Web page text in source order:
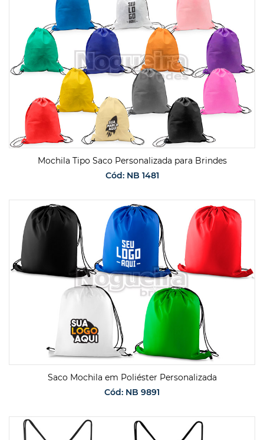
Mochila Tipo Saco Personalizada para Brindes
Cód: NB 1481
SOLICITAR ORÇAMENTO
Saco Mochila em Poliéster Personalizada
Cód: NB 9891
SOLICITAR ORÇAMENTO